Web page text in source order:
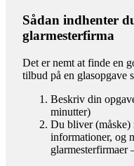
Sådan indhenter
glarmesterfirma
Det er nemt at finde en
tilbud på en glasopgave
Beskriv din
minutter)
Du bliver (måske)
informationer, og
glarmesterfirmaer